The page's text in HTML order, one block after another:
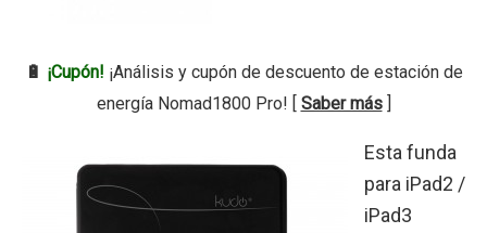
🔋 ¡Cupón! ¡Análisis y cupón de descuento de estación de
energía Nomad1800 Pro! [ Saber más]
Esta funda
para iPad2 /
iPad3